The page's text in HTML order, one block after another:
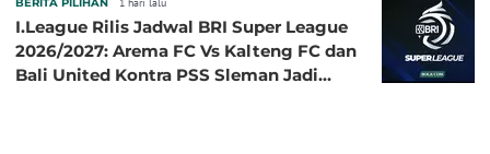
BERITA PILIHAN 1 hari lalu
I.League Rilis Jadwal BRI Super League
2026/2027: Arema FC Vs Kalteng FC dan
Bali United Kontra PSS Sleman Jadi